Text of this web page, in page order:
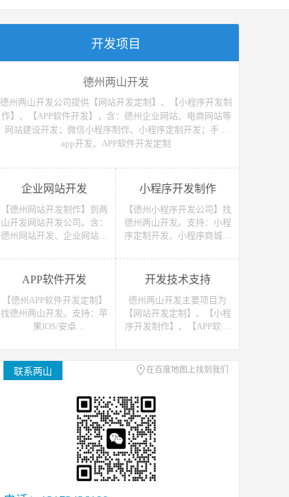
开发项目
德州两山开发
德州两山开发公司提供【网站开发定制】、【小程序开发制
作】、【APP软件开发】，含：德州企业网站、电商网站等
网站建设开发；微信小程序制作、小程序定制开发；手机
app开发、APP软件开发定制
企业网站开发
【德州网站开发制作】到两
山开发网站开发公司。含：
德州网站开发、企业网站开
务网站开发、网上商城网站
开发、网站建设开发等，网
站开发报价请联系我们
小程序开发制作
【德州小程序开发公司】找
德州两山开发。支持：小程
序定制开发、小程序商城开
音）小程序开发制作。获取
小程序开发教程、小程序开
发报价请联系我们
APP软件开发
【德州APP软件开发定制】
找德州两山开发。支持：苹
果IOS/安卓
APP、API开发、H5单页等
移动终端软件开发产品定
开发技术支持
德州两山开发主要项目为
【网站开发定制】、【小程
序开发制作】、【APP软件
发技术支援，可接如上相关
类数据、开发、运维、托管
联系两山 在百度地图上找到我们